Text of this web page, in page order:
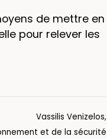
de mettre en
pour relever les
Vassilis Venizelos,
et de la sécurité